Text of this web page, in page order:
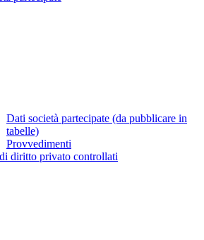
Dati società partecipate (da pubblicare in
tabelle)
Provvedimenti
diritto privato controllati